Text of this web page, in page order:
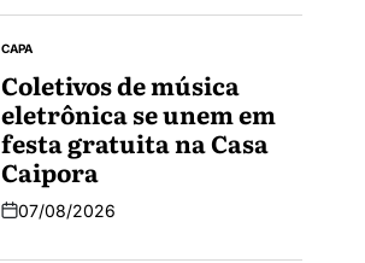
CAPA
Coletivos de música
eletrônica se unem em
festa gratuita na Casa
Caipora
07/08/2026